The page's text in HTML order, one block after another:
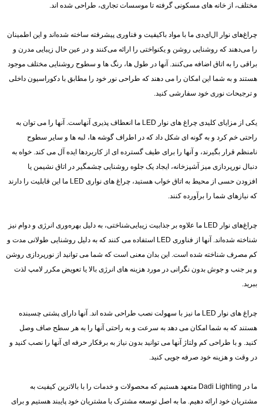
مختلف، از خانه های مسکونی گرفته تا موسسات تجاری، طراحی شده اند.
چراغ‌های نوار ال‌ای‌دی ما با مواد باکیفیت و فناوری پیشرفته ساخته شده‌اند و این اطمینان
را می‌دهند که روشنایی روشن و یکنواختی را ارائه می‌کنند و در عین حال زیبایی مدرن و
براقی را به اتاق اضافه می‌کنند. آنها در طول ها، رنگ ها و سطوح روشنایی مختلف موجود
هستند و به شما این امکان را می دهند که طراحی نور خود را مطابق با دکوراسیون داخلی
و ترجیحات نوری خود سفارشی کنید.
یکی از مزایای کلیدی چراغ های نوار LED ما انعطاف پذیری آنهاست. آنها را می توان به
راحتی خم کرد و به گونه ای شکل داد که در اطراف گوشه ها، لبه ها و سایر سطوح
نامنظم قرار بگیرند، و آنها را برای طیف گسترده ای از کاربردها ایده آل می کند. خواه به
دنبال نورپردازی میز آشپزخانه، ایجاد یک جلوه روشنایی چشمگیر در اتاق نشیمن یا
افزودن حسی از محیط به اتاق خواب هستید، چراغ های نواری LED ما این قابلیت را دارند
که نیازهای شما را برآورده کنند.
چراغ‌های نوار LED ما علاوه بر جذابیت زیبایی‌شناختی، به دلیل بهره‌وری انرژی و دوام نیز
شناخته شده‌اند. آنها از فناوری LED استفاده می کنند که به دلیل روشنایی طولانی مدت و
کم مصرف شناخته شده است. این بدان معنی است که شما می توانید از نورپردازی روشن
و پر جنب و جوش بدون نگرانی در مورد هزینه های انرژی بالا یا تعویض مکرر لامپ لذت
ببرید.
چراغ های نوار LED ما نیز با سهولت نصب طراحی شده اند. آنها دارای پشتی چسبنده
هستند که به شما امکان می دهد به سرعت و به راحتی آنها را به هر سطح صاف وصل
کنید. و با طراحی کم ولتاژ آنها می توانید بدون نیاز به برقکار حرفه ای آنها را نصب کنید و
در وقت و هزینه خود صرفه جویی کنید.
ما در Dadi Lighting متعهد هستیم که محصولات و خدمات را با بالاترین کیفیت به
مشتریان خود ارائه دهیم. ما به اصل توسعه مشترک با مشتریان خود پایبند هستیم و برای